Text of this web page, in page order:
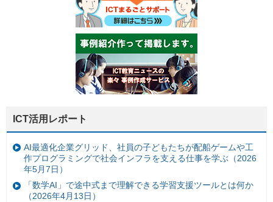
ICT活用レポート
AI最適化企業グリッド、社員の子どもたちが配船ゲームや工
作プログラミングで社会インフラを支える仕事を学ぶ（2026
年5月7日）
「数学AI」で途中式まで理解できる学習支援ツールとは何か
（2026年4月13日）